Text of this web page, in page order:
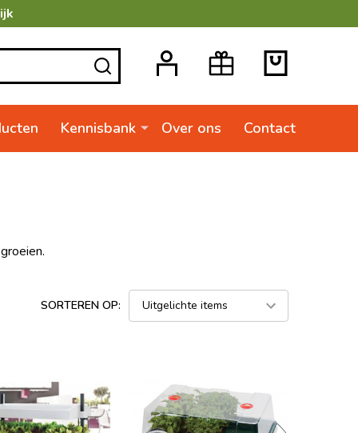
ZOEKEN
Kennisbank Over ons Contact
SORTEREN OP: